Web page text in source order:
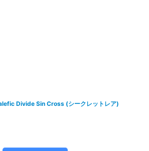
Divide Sin Cross (シークレットレア)